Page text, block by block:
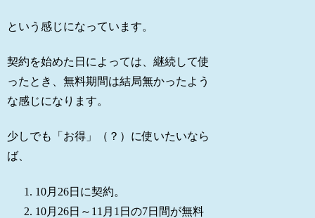
という感じになっています。
契約を始めた日によっては、継続して使
ったとき、無料期間は結局無かったよう
な感じになります。
少しでも「お得」（？）に使いたいなら
ば、
10月26日に契約。
10月26日～11月1日の7日間が無料